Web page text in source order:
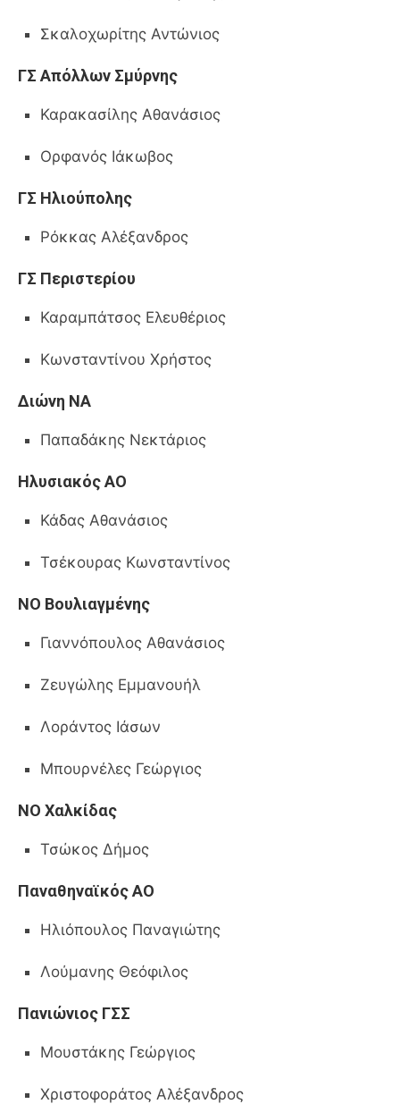
Σκαλοχωρίτης Αντώνιος
ΓΣ Απόλλων Σμύρνης
Καρακασίλης Αθανάσιος
Ορφανός Ιάκωβος
ΓΣ Ηλιούπολης
Ρόκκας Αλέξανδρος
ΓΣ Περιστερίου
Καραμπάτσος Ελευθέριος
Κωνσταντίνου Χρήστος
Διώνη ΝΑ
Παπαδάκης Νεκτάριος
Ηλυσιακός ΑΟ
Κάδας Αθανάσιος
Τσέκουρας Κωνσταντίνος
ΝΟ Βουλιαγμένης
Γιαννόπουλος Αθανάσιος
Ζευγώλης Εμμανουήλ
Λοράντος Ιάσων
Μπουρνέλες Γεώργιος
ΝΟ Χαλκίδας
Τσώκος Δήμος
Παναθηναϊκός ΑΟ
Ηλιόπουλος Παναγιώτης
Λούμανης Θεόφιλος
Πανιώνιος ΓΣΣ
Μουστάκης Γεώργιος
Χριστοφοράτος Αλέξανδρος